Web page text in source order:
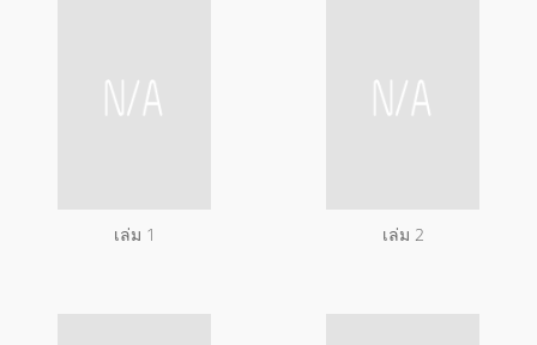
เล่ม 1 เล่ม 2